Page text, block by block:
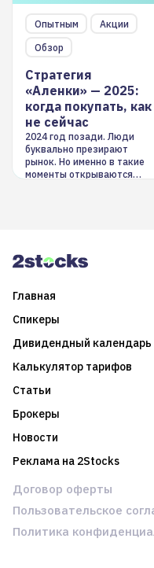
Опытным
Акции
Обзор
Стратегия
«Аленки» — 2025:
когда покупать, как
не сейчас
2024 год позади. Люди
буквально презирают
рынок. Но именно в такие
моменты открываются
Главная
Спикеры
Дивидендный календарь
Калькулятор тарифов
Статьи
Брокеры
Новости
Реклама на 2Stocks
Договор оферты
Пользовательское
Политика